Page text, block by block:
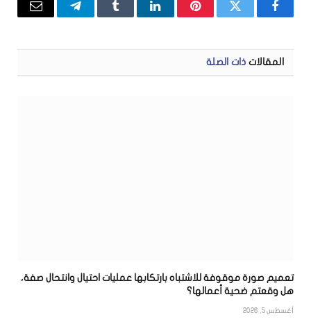
فيسبوكتويتر بينتيريستلينكدإنTumblrتيلقرامالبريد
المقالات ذات الصلة
تعميم صورة موقوفة للاشتباه بارتكابها عمليات احتيال وانتحال صفة،
هل وقعتم ضحية أعمالها؟
أغسطس 5, 2026